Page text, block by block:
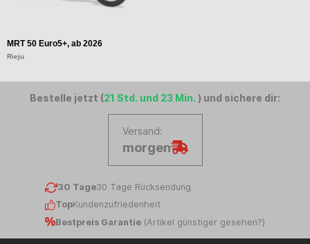
MRT 50 Euro5+, ab 2026
Rieju
Bestelle jetzt (21 Std. und 23 Min. ) und sichere dir:
Versand:
morgen
30 Tage30 Tage Rücksendung
TopKundenzufriedenheit
Bestpreis Garantie (Artikel günstiger gesehen?)